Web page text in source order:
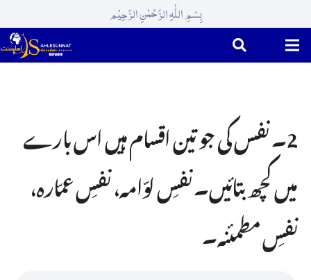
بِسْمِ اللّٰہِ الرَّحْمٰنِ الرَّحِیْم
2۔ نفس کی جو تین اقسام ہیں اس بارے
میں کچھ بتائیں۔ نفسِ لوّامہ، نفسِ عمّارہ،
نفسِ مطمئنہ۔